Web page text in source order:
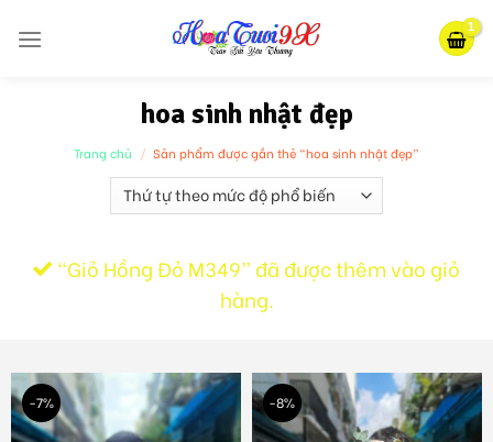
hoa sinh nhật đẹp
Trang chủ / Sản phẩm được gắn thẻ “hoa sinh nhật đẹp”
“Giỏ Hồng Đỏ M349” đã được thêm vào giỏ
hàng.
-7% -8%